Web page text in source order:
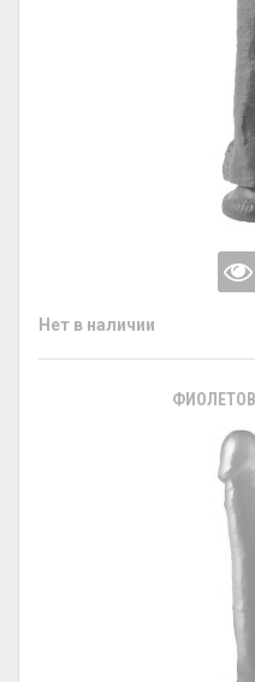
Нет в наличии